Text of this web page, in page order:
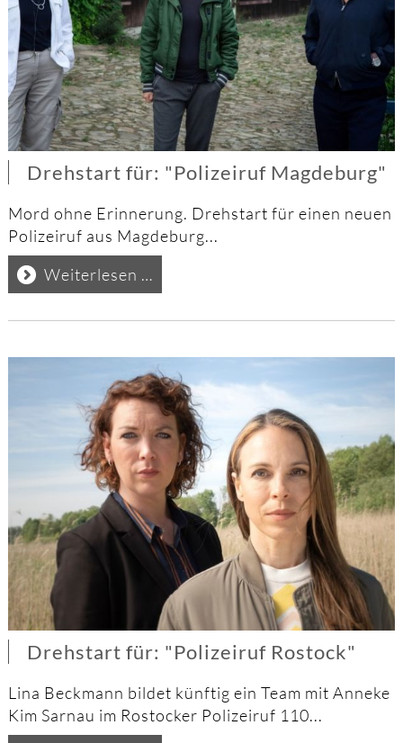
Drehstart für: "Polizeiruf Magdeburg"
Mord ohne Erinnerung. Drehstart für einen neuen
Polizeiruf aus Magdeburg...
Weiterlesen …
für:
"Polizeiruf
Drehstart für: "Polizeiruf Rostock"
Lina Beckmann bildet künftig ein Team mit Anneke
Kim Sarnau im Rostocker Polizeiruf 110...